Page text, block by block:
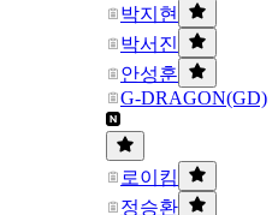
박지현
박서진
안성훈
G-DRAGON(GD)
로이킴
정승환